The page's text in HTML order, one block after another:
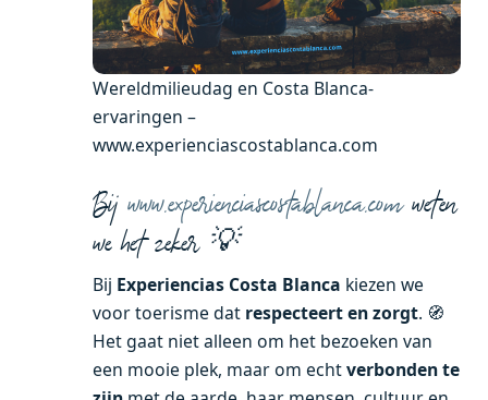
Wereldmilieudag en Costa Blanca-
ervaringen –
www.experienciascostablanca.com
Bij www.experienciascostablanca.comweten
we het zeker 💡
Bij Experiencias Costa Blanca kiezen we
voor toerisme dat respecteert en zorgt. 🧭
Het gaat niet alleen om het bezoeken van
een mooie plek, maar om echtverbonden te